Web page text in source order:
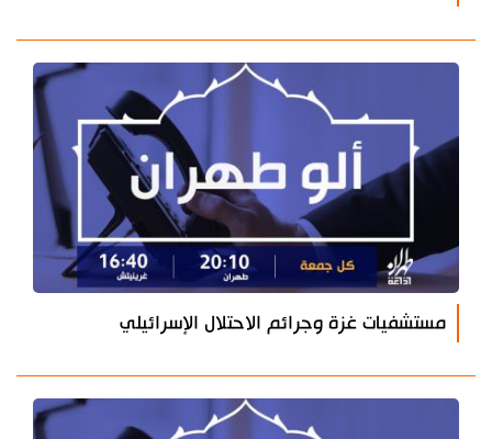
مستشفيات غزة وجرائم الاحتلال الإسرائيلي